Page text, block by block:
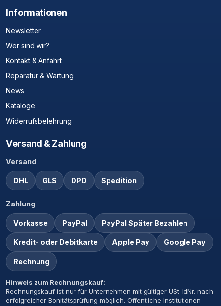
Informationen
Newsletter
Wer sind wir?
Kontakt & Anfahrt
Reparatur & Wartung
News
Kataloge
Widerrufsbelehrung
Versand & Zahlung
Versand
DHL GLS DPD Spedition
Zahlung
Vorkasse PayPal PayPal Später Bezahlen
Kredit- oder Debitkarte Apple Pay Google Pay
Rechnung
Hinweis zum Rechnungskauf:
Rechnungskauf ist nur für Unternehmen mit gültiger USt-IdNr. nach
erfolgreicher Bonitätsprüfung möglich. Öffentliche Institutionen